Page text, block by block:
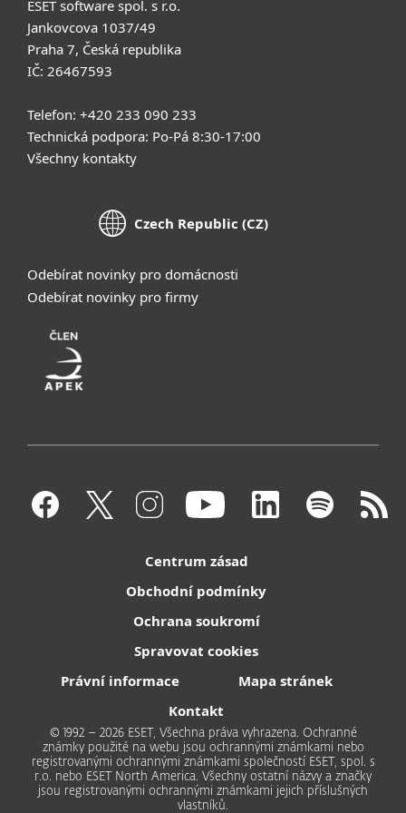
ESET software spol. s r.o.
Jankovcova 1037/49
Praha 7, Česká republika
IČ: 26467593
Telefon: +420 233 090 233
Technická podpora: Po-Pá 8:30-17:00
Všechny kontakty
Czech Republic (CZ)
Odebírat novinky pro domácnosti
Odebírat novinky pro firmy
Centrum zásad
Obchodní podmínky
Ochrana soukromí
Spravovat cookies
Právní informace
Mapa stránek
Kontakt
© 1992 – 2026 ESET, Všechna práva vyhrazena. Ochranné
známky použité na webu jsou ochrannými známkami nebo
registrovanými ochrannými známkami společností ESET, spol. s
r.o. nebo ESET North America. Všechny ostatní názvy a značky
jsou registrovanými ochrannými známkami jejich příslušných
vlastníků.